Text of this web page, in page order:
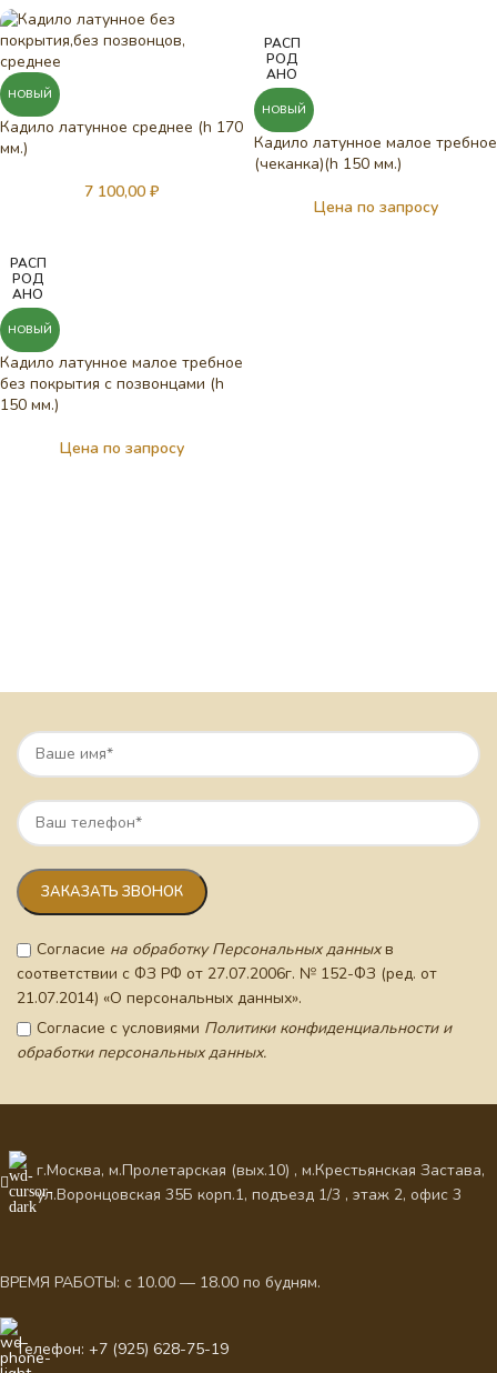
НОВЫЙ
Кадило латунное среднее (h 170
мм.)
7 100,00 ₽
РАСП
РОД
АНО
НОВЫЙ
Кадило латунное малое требное
(чеканка)(h 150 мм.)
Цена по запросу
РАСП
РОД
АНО
НОВЫЙ
Кадило латунное малое требное
без покрытия с позвонцами (h
150 мм.)
Цена по запросу
Согласие на обработку Персональных данныхв
соответствии с ФЗ РФ от 27.07.2006г. № 152-ФЗ (ред. от
21.07.2014) «О персональных данных».
Согласие с условиями Политики конфиденциальности и
обработки персональных данных.
г.Москва, м.Пролетарская (вых.10) , м.Крестьянская Застава,
ул.Воронцовская 35Б корп.1, подъезд 1/3 , этаж 2, офис 3
ВРЕМЯ РАБОТЫ: с 10.00 — 18.00 по будням.
Телефон: +7 (925) 628-75-19